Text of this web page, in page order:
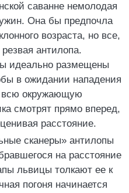
саванне немолодая
Она бы предпочла
возраста, но все,
антилопа.
идеально размещены
в ожидании нападения
всю окружающую
смотрят прямо вперед,
расстояние.
сканеры» антилопы
на расстояние
львицы толкают ее к
погоня начинается